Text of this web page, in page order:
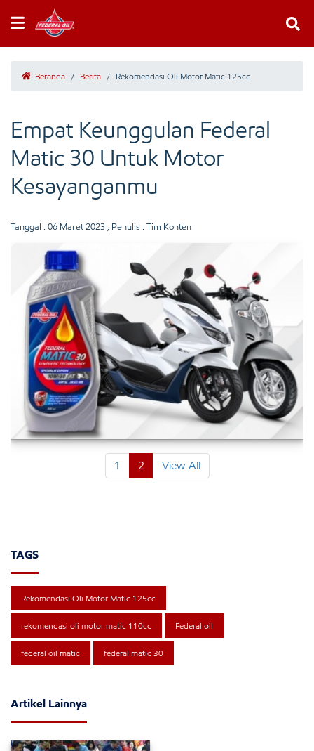
Beranda / Berita / Rekomendasi Oli Motor Matic 125cc
Empat Keunggulan Federal
Matic 30 Untuk Motor
Kesayanganmu
Tanggal : 06 Maret 2023 , Penulis : Tim Konten
1 2 View All
TAGS
Rekomendasi Oli Motor Matic 125cc
rekomendasi oli motor matic 110cc Federal oil
federal oil matic federal matic 30
Artikel Lainnya